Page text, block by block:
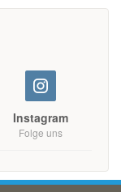
Instagram
Folge uns